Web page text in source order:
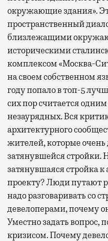
окружающие здания».
пространственный
близлежащими
историческими
комплексом «Москва-
на своем собственном
году попало в топ-5
сих пор считается
незаурядных. Вся
архитектурного
жителей, которые очень
затянувшейся стройки.
затянувшаяся стройка
проекту? Люди путают
надо разговаривать со
девелоперами, почему
Уместно задать вопрос,
кризисом. Почему